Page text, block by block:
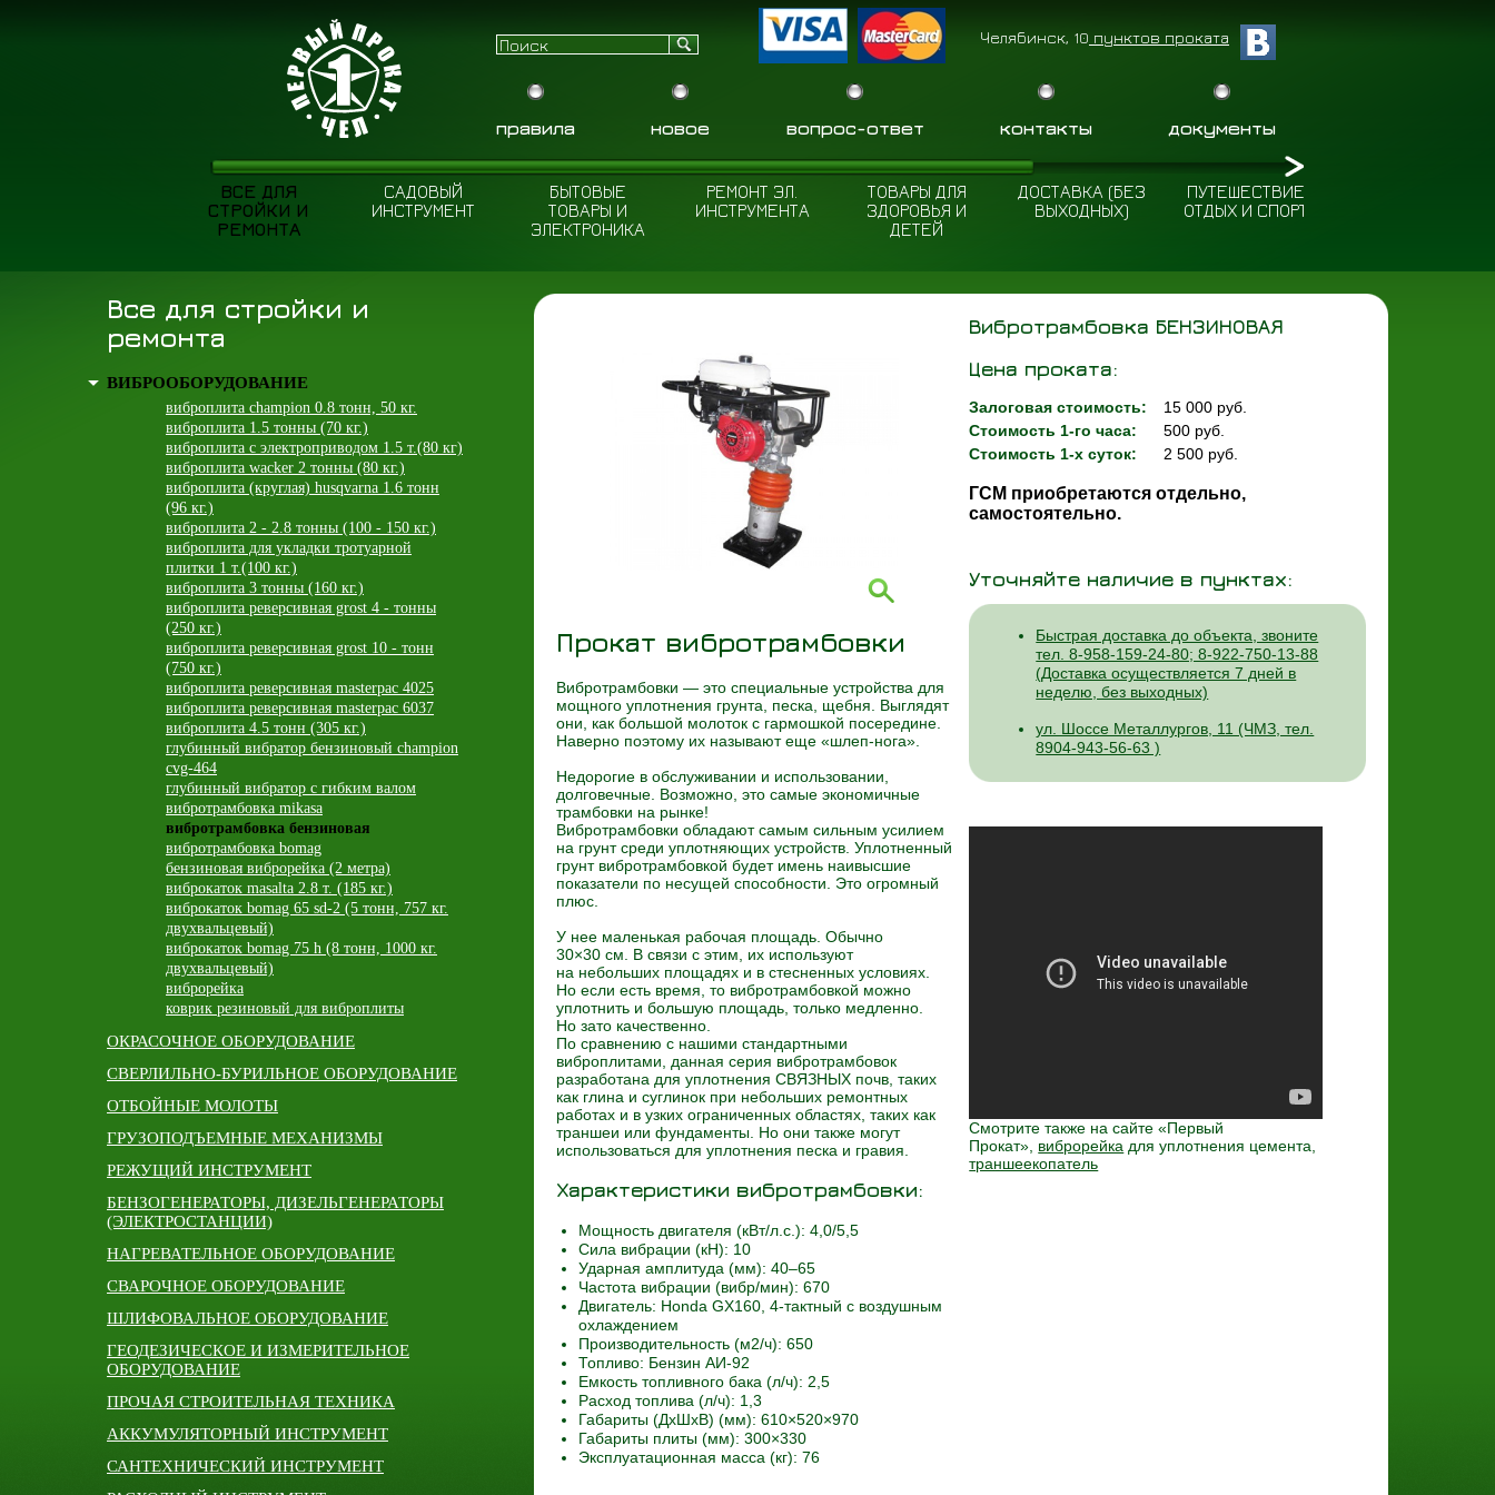
правила новое вопрос-ответ контакты документы
Челябинск, 10 пунктов проката
ВСЕ ДЛЯ
СТРОЙКИ И
РЕМОНТА
САДОВЫЙ
ИНСТРУМЕНТ
БЫТОВЫЕ
ТОВАРЫ И
ЭЛЕКТРОНИКА
РЕМОНТ ЭЛ.
ИНСТРУМЕНТА
ТОВАРЫ ДЛЯ
ЗДОРОВЬЯ И
ДЕТЕЙ
ДОСТАВКА (БЕЗ
ВЫХОДНЫХ)
ПУТЕШЕСТВИЕ
ОТДЫХ И СПОРТ
Все для стройки и
ремонта
ВИБРООБОРУДОВАНИЕ
виброплита champion 0.8 тонн, 50 кг.
виброплита 1.5 тонны (70 кг.)
виброплита с электроприводом 1.5 т.(80 кг)
виброплита wacker 2 тонны (80 кг.)
виброплита (круглая) husqvarna 1.6 тонн
(96 кг.)
виброплита 2 - 2.8 тонны (100 - 150 кг.)
виброплита для укладки тротуарной
плитки 1 т.(100 кг.)
виброплита 3 тонны (160 кг.)
виброплита реверсивная grost 4 - тонны
(250 кг.)
виброплита реверсивная grost 10 - тонн
(750 кг.)
виброплита реверсивная masterpac 4025
виброплита реверсивная masterpac 6037
виброплита 4.5 тонн (305 кг.)
глубинный вибратор бензиновый champion
cvg-464
глубинный вибратор с гибким валом
вибротрамбовка mikasa
вибротрамбовка бензиновая
вибротрамбовка bomag
бензиновая виброрейка (2 метра)
виброкаток masalta 2.8 т. (185 кг.)
виброкаток bomag 65 sd-2 (5 тонн, 757 кг.
двухвальцевый)
виброкаток bomag 75 h (8 тонн, 1000 кг.
двухвальцевый)
виброрейка
коврик резиновый для виброплиты
ОКРАСОЧНОЕ ОБОРУДОВАНИЕ
СВЕРЛИЛЬНО-БУРИЛЬНОЕ ОБОРУДОВАНИЕ
ОТБОЙНЫЕ МОЛОТЫ
ГРУЗОПОДЪЕМНЫЕ МЕХАНИЗМЫ
РЕЖУЩИЙ ИНСТРУМЕНТ
БЕНЗОГЕНЕРАТОРЫ, ДИЗЕЛЬГЕНЕРАТОРЫ
(ЭЛЕКТРОСТАНЦИИ)
НАГРЕВАТЕЛЬНОЕ ОБОРУДОВАНИЕ
СВАРОЧНОЕ ОБОРУДОВАНИЕ
ШЛИФОВАЛЬНОЕ ОБОРУДОВАНИЕ
ГЕОДЕЗИЧЕСКОЕ И ИЗМЕРИТЕЛЬНОЕ
ОБОРУДОВАНИЕ
ПРОЧАЯ СТРОИТЕЛЬНАЯ ТЕХНИКА
АККУМУЛЯТОРНЫЙ ИНСТРУМЕНТ
САНТЕХНИЧЕСКИЙ ИНСТРУМЕНТ
Прокат вибротрамбовки
Вибротрамбовки — это специальные устройства для
мощного уплотнения грунта, песка, щебня. Выглядят
они, как большой молоток с гармошкой посередине.
Наверно поэтому их называют еще «шлеп-нога»
Недорогие в обслуживании и использовании,
долговечные. Возможно, это самые экономичные
трамбовки на рынке!
Вибротрамбовки обладают самым сильным усилием
на грунт среди уплотняющих устройств. Уплотненный
грунт вибротрамбовкой будет имень наивысшие
показатели по несущей способности. Это огромный
плюс.
У нее маленькая рабочая площадь. Обычно
30×30 см. В связи с этим, их используют
на небольших площадях и в стесненных условиях.
Но если есть время, то вибротрамбовкой можно
уплотнить и большую площадь, только медленно.
Но зато качественно.
По сравнению с нашими стандартными
виброплитами, данная серия вибротрамбовок
разработана для уплотнения СВЯЗНЫХ почв, таких
как глина и суглинок при небольших ремонтных
работах и в узких ограниченных областях, таких как
траншеи или фундаменты. Но они также могут
использоваться для уплотнения песка и гравия.
Характеристики вибротрамбовки:
Мощность двигателя (кВт/л.с.): 4,0/5,5
Сила вибрации (кН): 10
Ударная амплитуда (мм): 40–65
Частота вибрации (вибр/мин): 670
Двигатель: Honda GX160, 4-тактный с воздушным
охлаждением
Производительность (м2/ч): 650
Топливо: Бензин АИ-92
Емкость топливного бака (л/ч): 2,5
Расход топлива (л/ч): 1,3
Габариты (ДхШхВ) (мм): 610×520×970
Габариты плиты (мм): 300×330
Эксплуатационная масса (кг): 76
Вибротрамбовка БЕНЗИНОВАЯ
Цена проката:
Залоговая стоимость:
15 000 руб.
Стоимость 1-го часа:
500 руб.
Стоимость 1-х суток:
2 500 руб.
ГСМ приобретаются отдельно,
самостоятельно.
Уточняйте наличие в пунктах:
Быстрая доставка до объекта, звоните
тел. 8-958-159-24-80; 8-922-750-13-88
(Доставка осуществляется 7 дней в
неделю, без выходных)
ул. Шоссе Металлургов, 11 (ЧМЗ, тел.
8904-943-56-63 )
Смотрите также на сайте «Первый
Прокат», виброрейка для уплотнения цемента,
траншеекопатель